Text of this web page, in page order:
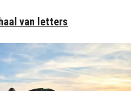
van letters